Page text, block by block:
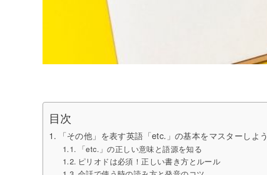
目次
「その他」を表す英語「etc.」の基本をマスターしよう
「etc.」の正しい意味と語源を知る
ピリオドは必須！正しい書き方とルール